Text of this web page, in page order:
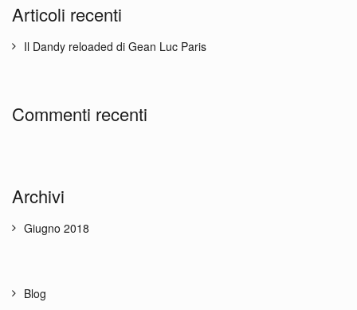
Articoli recenti
Il Dandy reloaded di Gean Luc Paris
Commenti recenti
Archivi
Giugno 2018
Blog